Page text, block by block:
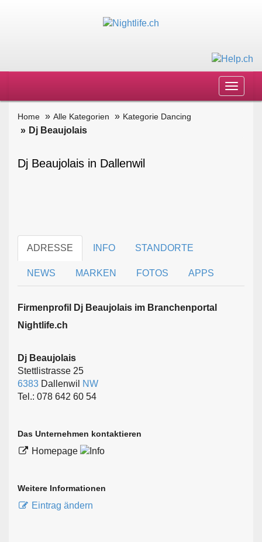
Toggle
Home Alle Kategorien Kategorie Dancing
Dj Beaujolais
Dj Beaujolais in Dallenwil
ADRESSE INFO STANDORTE
NEWS MARKEN FOTOS APPS
Firmen­profil Dj Beaujolais im Branchen­portal
Nightlife.ch
Dj Beaujolais
Stettlistrasse 25
6383 Dallenwil
NW
Tel.: 078 642 60 54
Das Unternehmen kontaktieren
Homepage
Weitere Informationen
Eintrag ändern